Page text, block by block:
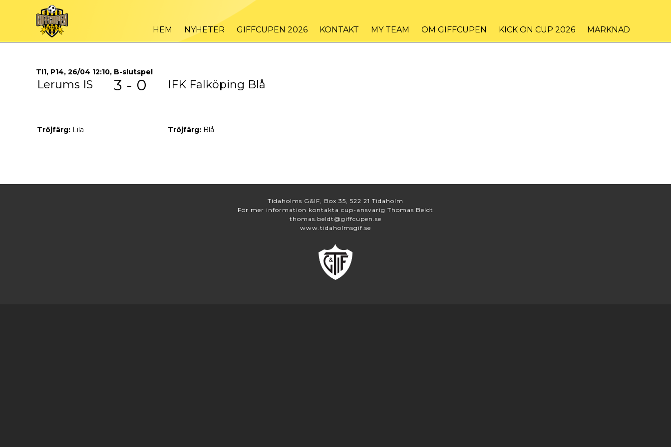
HEM NYHETER GIFFCUPEN 2026 KONTAKT MY TEAM OM GIFFCUPEN KICK ON CUP 2026 MARKNAD
TI1, P14, 26/04 12:10, B-slutspel
Lerums IS 3 - 0 IFK Falköping Blå
Tröjfärg: Lila Tröjfärg: Blå
Tidaholms G&IF, Box 35, 522 21 Tidaholm
För mer information kontakta cup-ansvarig Thomas Beldt
thomas.beldt@giffcupen.se
www.tidaholmsgif.se